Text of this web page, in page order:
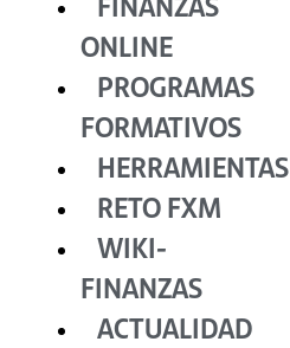
ONLINE
PROGRAMAS
FORMATIVOS
HERRAMIENTAS
RETO FXM
WIKI-
FINANZAS
ACTUALIDAD